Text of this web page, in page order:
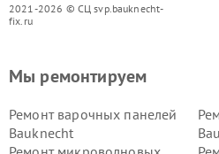
2021-2026 © СЦ svp.bauknecht-
fix.ru
Мы ремонтируем
Ремонт варочных панелей
Bauknecht